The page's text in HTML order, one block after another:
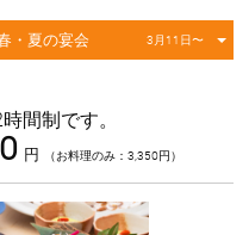
・夏の宴会 3月11日〜
間制です。
円 （お料理のみ：3,350円）